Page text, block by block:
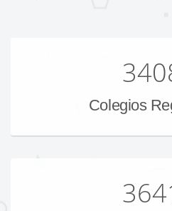
Colegios